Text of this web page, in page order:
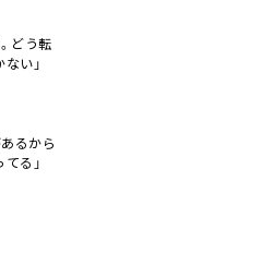
どう転
い」
あるから
る」